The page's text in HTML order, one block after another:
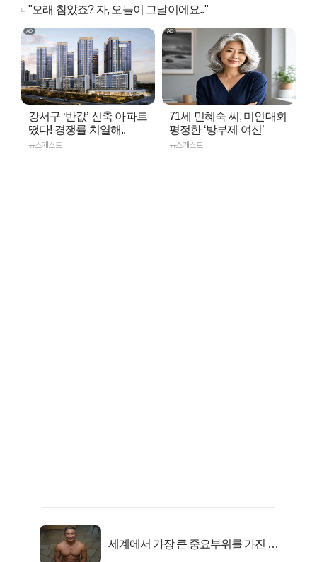
"오래 참았죠? 자, 오늘이 그날이에요.."
강서구 ‘반값’ 신축 아파트
떴다! 경쟁률 치열해..
뉴스캐스트
71세 민혜숙 씨, 미인대회
평정한 ‘방부제 여신’
뉴스캐스트
세계에서 가장 큰 중요부위를 가진 남